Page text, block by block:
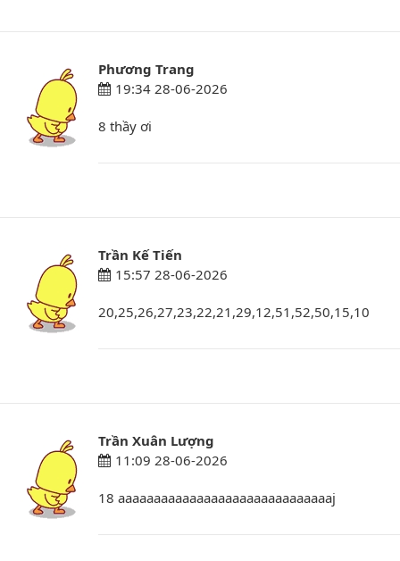
Phương Trang
19:34 28-06-2026
8 thầy ơi
Trần Kế Tiến
15:57 28-06-2026
20,25,26,27,23,22,21,29,12,51,52,50,15,10
Trần Xuân Lượng
11:09 28-06-2026
18 aaaaaaaaaaaaaaaaaaaaaaaaaaaaaaj